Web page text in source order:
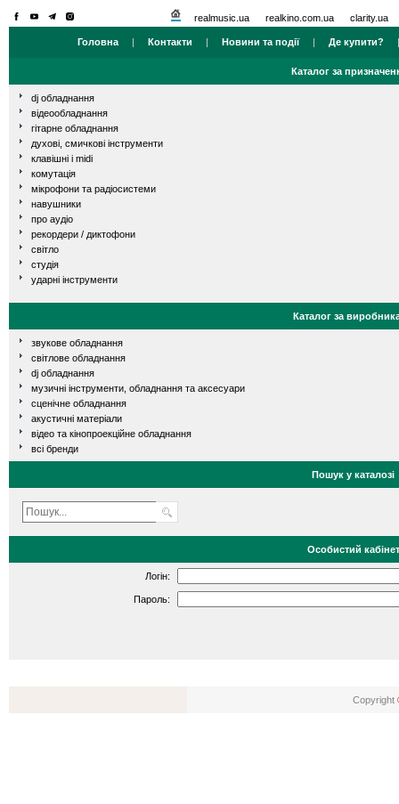
realmusic.ua realkino.com.ua clarity.ua
Головна | Контакти | Новини та події| Де купити?
Каталог за
dj обладнання
відеообладнання
гітарне обладнання
духові, смичкові інструменти
клавішні і midi
комутація
мікрофони та радіосистеми
навушники
про аудіо
рекордери / диктофони
світло
студія
ударні інструменти
Каталог за
звукове обладнання
світлове обладнання
dj обладнання
музичні інструменти, обладнання та аксесуари
сценічне обладнання
акустичні матеріали
відео та кінопроекційне обладнання
всі бренди
Пошук у каталозі
Особистий кабінет
Логін:
Пароль:
Copyright